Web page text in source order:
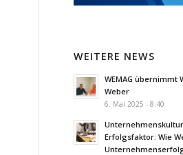
WEITERE NEWS
WEMAG übernimmt
Weber
6. Mai 2025 - 8:40
Erfolgsfaktor: Wie